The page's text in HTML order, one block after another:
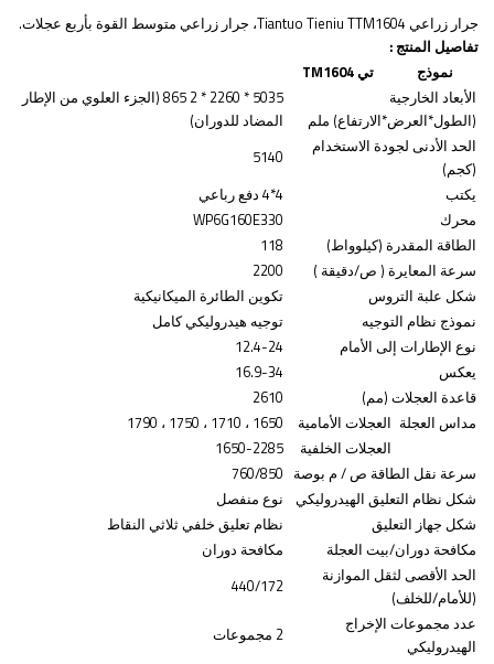
جرار زراعي Tiantuo Tieniu TTM1604، جرار زراعي متوسط القوة بأربع عجلات.
تفاصيل المنتج:
نموذج
تيTM1604
الأبعاد الخارجية
(الطول*العرض*الارتفاع) ملم
5035
*
2260
* 2
865 (الجزء العلوي من الإطار
المضاد للدوران)
الحد الأدنى لجودة الاستخدام
(كجم)
5140
يكتب
4*4 دفع رباعي
محرك
WP6G160E330
الطاقة المقدرة (كيلوواط)
118
سرعة المعايرة ( ص/دقيقة )
2200
شكل علبة التروس
تكوين الطائرة الميكانيكية
نموذج نظام التوجيه
توجيه هيدروليكي كامل
نوع الإطارات إلى الأمام
12.4-24
يعكس
16.9-34
قاعدة العجلات (مم)
2610
مداس العجلة العجلات الأمامية 1650 ، 1710 ، 1750 ، 1790
العجلات الخلفية
1650-2285
سرعة نقل الطاقة ص / م بوصة 760/850
شكل نظام التعليق الهيدروليكي نوع منفصل
شكل جهاز التعليق
نظام تعليق خلفي ثلاثي النقاط
مكافحة دوران/بيت العجلة
مكافحة دوران
الحد الأقصى لثقل الموازنة
(للأمام/للخلف)
440/172
عدد مجموعات الإخراج
الهيدروليكي
2 مجموعات